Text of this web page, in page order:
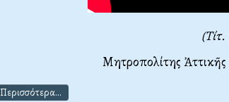
Μητροπολίτης
Περισσότερα...